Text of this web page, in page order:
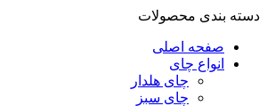
دسته بندی محصولات
صفحه اصلی
انواع چای
چای هلدار
چای سبز